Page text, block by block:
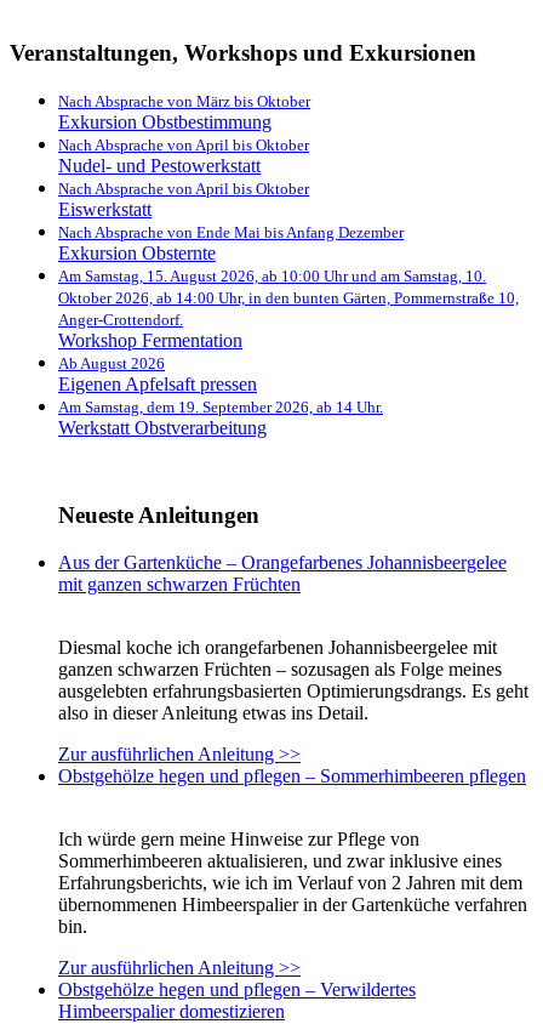
Veranstaltungen, Workshops und Exkursionen
Nach Absprache von März bis Oktober
Exkursion Obstbestimmung
Nach Absprache von April bis Oktober
Nudel- und Pestowerkstatt
Nach Absprache von April bis Oktober
Eiswerkstatt
Nach Absprache von Ende Mai bis Anfang Dezember
Exkursion Obsternte
Am Samstag, 15. August 2026, ab 10:00 Uhr und am Samstag, 10.
Oktober 2026, ab 14:00 Uhr, in den bunten Gärten, Pommernstraße 10,
Anger-Crottendorf.
Workshop Fermentation
Ab August 2026
Eigenen Apfelsaft pressen
Am Samstag, dem 19. September 2026, ab 14 Uhr.
Werkstatt Obstverarbeitung
Neueste Anleitungen
Aus der Gartenküche – Orangefarbenes Johannisbeergelee
mit ganzen schwarzen Früchten
Diesmal koche ich orangefarbenen Johannisbeergelee mit
ganzen schwarzen Früchten – sozusagen als Folge meines
ausgelebten erfahrungsbasierten Optimierungsdrangs. Es geht
also in dieser Anleitung etwas ins Detail.
Zur ausführlichen Anleitung >>
Obstgehölze hegen und pflegen – Sommerhimbeeren pflegen
Ich würde gern meine Hinweise zur Pflege von
Sommerhimbeeren aktualisieren, und zwar inklusive eines
Erfahrungsberichts, wie ich im Verlauf von 2 Jahren mit dem
übernommenen Himbeerspalier in der Gartenküche verfahren
bin.
Zur ausführlichen Anleitung >>
Obstgehölze hegen und pflegen – Verwildertes
Himbeerspalier domestizieren